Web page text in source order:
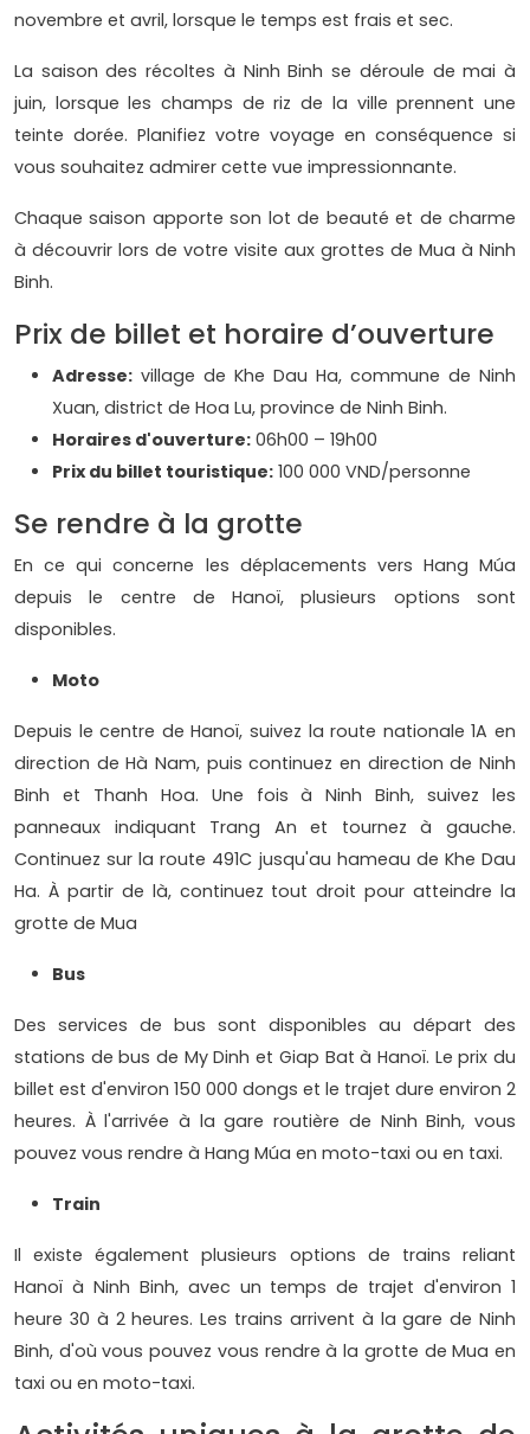
novembre et avril, lorsque le temps est frais et sec.
La saison des récoltes à Ninh Binh se déroule de mai à
juin, lorsque les champs de riz de la ville prennent une
teinte dorée. Planifiez votre voyage en conséquence si
vous souhaitez admirer cette vue impressionnante.
Chaque saison apporte son lot de beauté et de charme
à découvrir lors de votre visite aux grottes de Mua à Ninh
Binh.
Prix de billet et horaire d’ouverture
Adresse: village de Khe Dau Ha, commune de Ninh
Xuan, district de Hoa Lu, province de Ninh Binh.
Horaires d'ouverture: 06h00 – 19h00
Prix ​​du billet touristique: 100 000 VND/personne
Se rendre à la grotte
En ce qui concerne les déplacements vers Hang Múa
depuis le centre de Hanoï, plusieurs options sont
disponibles.
Moto
Depuis le centre de Hanoï, suivez la route nationale 1A en
direction de Hà Nam, puis continuez en direction de Ninh
Binh et Thanh Hoa. Une fois à Ninh Binh, suivez les
panneaux indiquant Trang An et tournez à gauche.
Continuez sur la route 491C jusqu'au hameau de Khe Dau
Ha. À partir de là, continuez tout droit pour atteindre la
grotte de Mua
Bus
Des services de bus sont disponibles au départ des
stations de bus de My Dinh et Giap Bat à Hanoï. Le prix du
billet est d'environ 150 000 dongs et le trajet dure environ 2
heures. À l'arrivée à la gare routière de Ninh Binh, vous
pouvez vous rendre à Hang Múa en moto-taxi ou en taxi.
Train
Il existe également plusieurs options de trains reliant
Hanoï à Ninh Binh, avec un temps de trajet d'environ 1
heure 30 à 2 heures. Les trains arrivent à la gare de Ninh
Binh, d'où vous pouvez vous rendre à la grotte de Mua en
taxi ou en moto-taxi.